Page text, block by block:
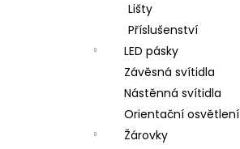
Lišty
Příslušenství
LED pásky
Závěsná svítidla
Nástěnná svítidla
Orientační osvětlení
Žárovky